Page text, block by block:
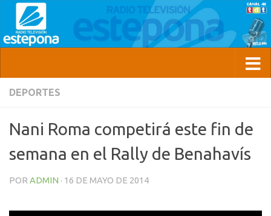
DEPORTES
Nani Roma competirá este fin de
semana en el Rally de Benahavís
POR ADMIN · 16 DE MAYO DE 2014